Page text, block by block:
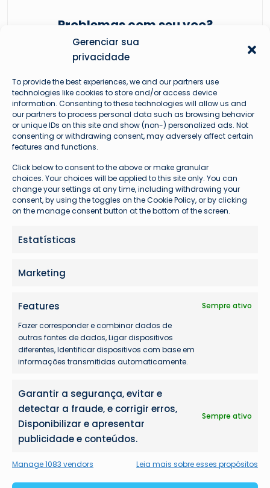
Gerenciar sua
privacidade
To provide the best experiences, we and our partners use
technologies like cookies to store and/or access device
information. Consenting to these technologies will allow us and
our partners to process personal data such as browsing behavior
or unique IDs on this site and show (non-) personalized ads. Not
consenting or withdrawing consent, may adversely affect certain
features and functions.
Click below to consent to the above or make granular
choices. Your choices will be applied to this site only. You can
change your settings at any time, including withdrawing your
consent, by using the toggles on the Cookie Policy, or by clicking
on the manage consent button at the bottom of the screen.
Estatísticas
Marketing
Features
Sempre ativo
Fazer corresponder e combinar dados de
outras fontes de dados, Ligar dispositivos
diferentes, Identificar dispositivos com base em
informações transmitidas automaticamente.
Garantir a segurança, evitar e
detectar a fraude, e corrigir erros,
Disponibilizar e apresentar
publicidade e conteúdos.
Sempre ativo
Manage 1083 vendors Leia mais sobre esses propósitos
Problemas com seu voo?